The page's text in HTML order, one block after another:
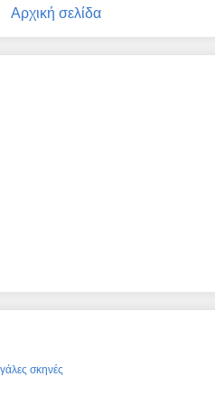
Αρχική σελίδα
σκηνές